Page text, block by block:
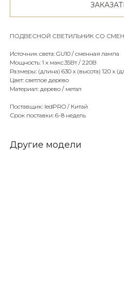
ПОДВЕСНОЙ СВЕТИЛЬНИК СО
Источник света: GU10 / сменная лампа
Мощность: 1 х макс.35Вт / 220В
Размеры: (длина) 630 х (высота) 120 х
Цвет: светлое дерево
Материал: дерево / метал
Поставщик: ledPRO / Китай
Срок поставки: 6-8 недель
Другие модели